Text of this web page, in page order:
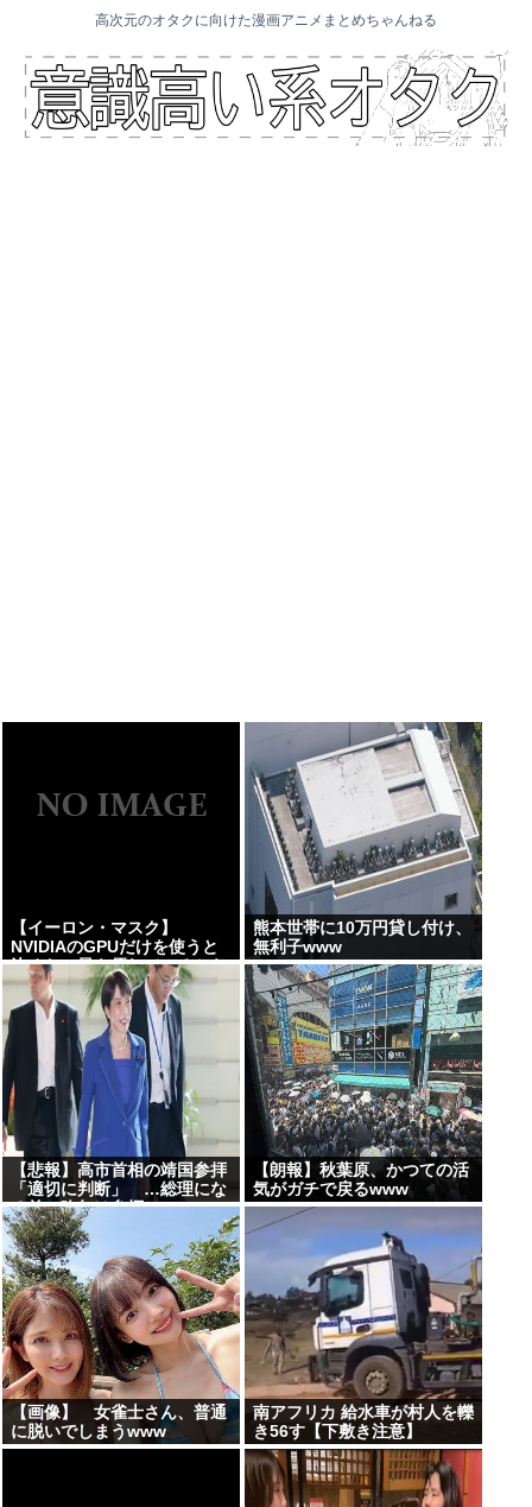
高次元のオタクに向けた漫画アニメまとめちゃんねる
【イーロン・マスク】
NVIDIAのGPUだけを使うと
決めた。最も優れているから
だ
熊本世帯に10万円貸し付け、
無利子www
【悲報】高市首相の靖国参拝
「適切に判断」 …総理にな
る前の昨年は参拝
【朗報】秋葉原、かつての活
気がガチで戻るwww
【画像】 女雀士さん、普通
に脱いでしまうwww
南アフリカ 給水車が村人を轢
き56す【下敷き注意】